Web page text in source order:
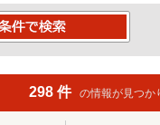
298 件 の情報が見つか